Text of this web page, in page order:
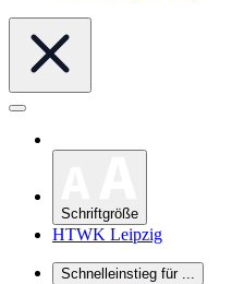
Schriftgröße
HTWK Leipzig
Schnelleinstieg für ...